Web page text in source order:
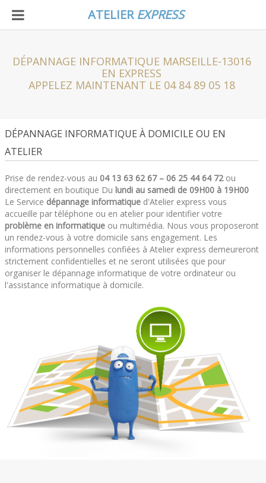
ATELIER EXPRESS
DÉPANNAGE INFORMATIQUE MARSEILLE-13016
EN EXPRESS
APPELEZ MAINTENANT LE 04 84 89 05 18
DÉPANNAGE INFORMATIQUE À DOMICILE OU EN
ATELIER
Prise de rendez-vous au 04 13 63 62 67 – 06 25 44 64 72ou
directement en boutique Du lundi au samedi de 09H00 à 19H00
Le Service dépannage informatiqued'Atelier express vous
accueille par téléphone ou en atelier pour identifier votre
problème en informatiqueou multimédia. Nous vous proposeront
un rendez-vous à votre domicile sans engagement. Les
informations personnelles confiées à Atelier express demeureront
strictement confidentielles et ne seront utilisées que pour
organiser le dépannage informatique de votre ordinateur ou
l'assistance informatique à domicile.